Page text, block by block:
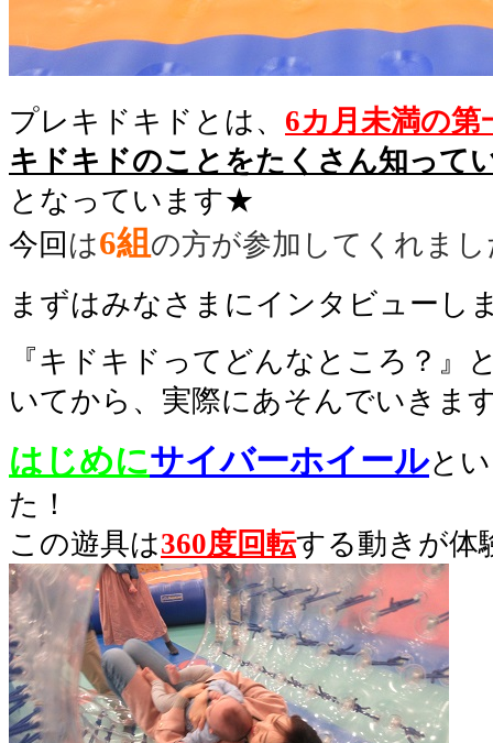
プレキドキドとは、 6カ月未満の第
キドキドのことをたくさん知って
となっています★
今回 は6組 の方が参加してくれま
まずはみなさまにインタビューし
『キドキドってどんなところ？』
いてから、実際にあそんでいきま
はじめにサイバーホイールと
た！
この遊具は360度回転する動きが体